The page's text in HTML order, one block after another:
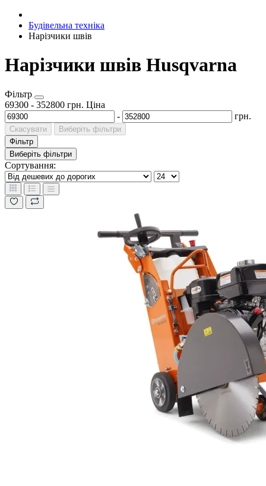
Будівельна техніка
Нарізчики швів
Нарізчики швів Husqvarna
Фільтр
69300 - 352800 грн. Ціна
-
грн.
Скасувати
Виберіть фільтри
Фільтр
Виберіть фільтри
Сортування: